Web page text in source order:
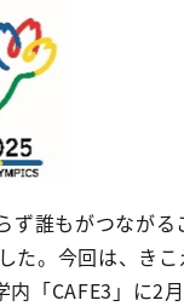
誰もがつなが
。今回は、きこ
「CAFE3」に2